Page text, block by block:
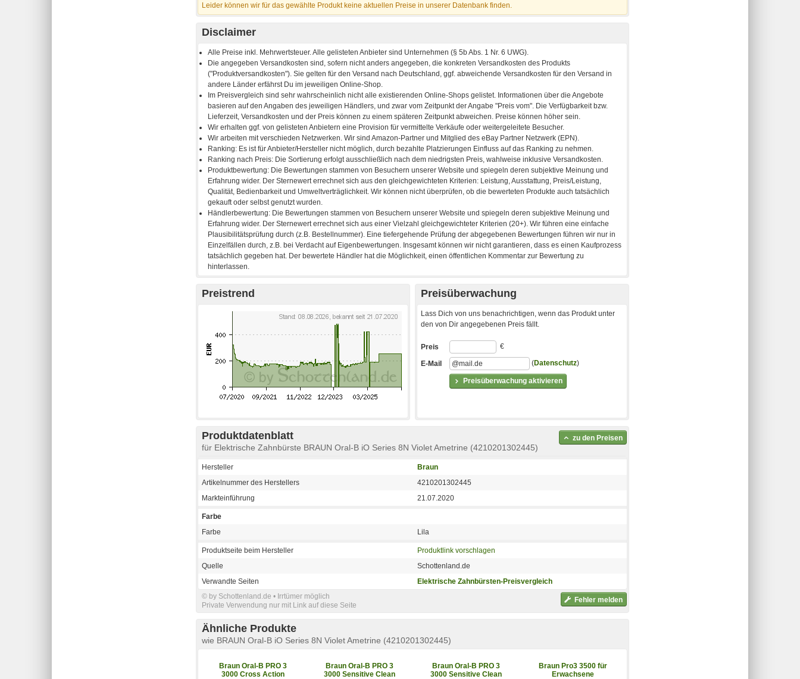
Leider können wir für das gewählte Produkt keine aktuellen Preise in unserer Datenbank finden.
Disclaimer
Preistrend Preisüberwachung
Lass Dich von uns benachrichtigen, wenn das Produkt unter
den von Dir angegebenen Preis fällt.
Preisüberwachung aktivieren
Preis €
E-Mail (Datenschutz)
Produktdatenblatt
für Elektrische Zahnbürste BRAUN Oral-B iO Series 8N Violet Ametrine (4210201302445)
zu den Preisen
Hersteller
Braun
Artikelnummer des Herstellers
4210201302445
Markteinführung
21.07.2020
Farbe
Farbe
Lila
Produktseite beim Hersteller
Produktlink vorschlagen
Quelle
Schottenland.de
Verwandte Seiten
Elektrische Zahnbürsten-Preisvergleich
Fehler melden
© by Schottenland.de • Irrtümer möglich
Private Verwendung nur mit Link auf diese Seite
Ähnliche Produkte
wie BRAUN Oral-B iO Series 8N Violet Ametrine (4210201302445)
Braun Oral-B PRO 3
3000 Cross Action
Braun Oral-B PRO 3
3000 Sensitive Clean
Braun Oral-B PRO 3
3000 Sensitive Clean
Braun Pro3 3500 für
Erwachsene